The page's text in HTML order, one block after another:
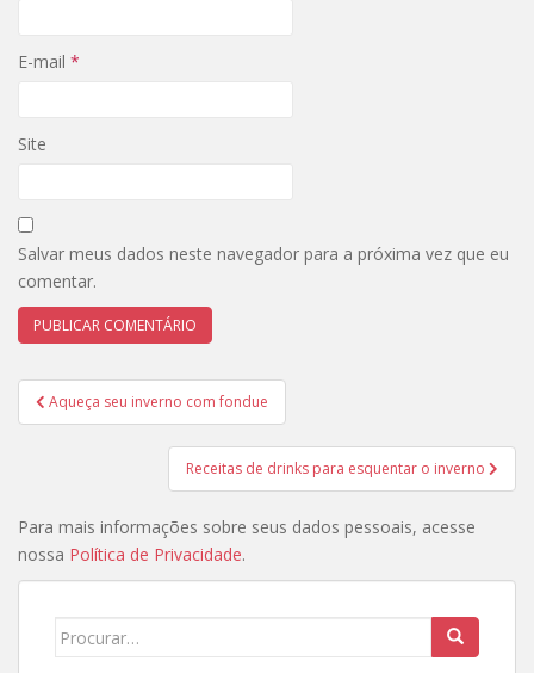
E-mail *
Site
Salvar meus dados neste navegador para a próxima vez que eu
comentar.
Navegação
de
Aqueça seu inverno com fondue
Receitas de drinks para esquentar o inverno
Para mais informações sobre seus dados pessoais, acesse
nossa Política de Privacidade.
Search